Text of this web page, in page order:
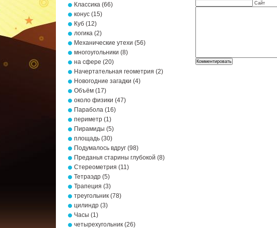
Сайт
Классика (66)
конус (15)
Куб (12)
логика (2)
Механические утехи (56)
многоугольники (8)
на сфере (20)
Начертательная геометрия (2)
Новогодние загадки (4)
Объём (17)
около физики (47)
Парабола (16)
периметр (1)
Пирамиды (5)
площадь (30)
Подумалось вдруг (98)
Преданья старины глубокой (8)
Стереометрия (11)
Тетраэдр (5)
Трапеция (3)
треугольник (78)
цилиндр (3)
Часы (1)
четырехугольник (26)